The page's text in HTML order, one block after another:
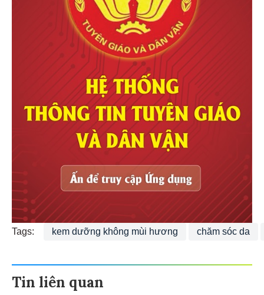
Tags: kem dưỡng không mùi hương chăm sóc da
Tin liên quan